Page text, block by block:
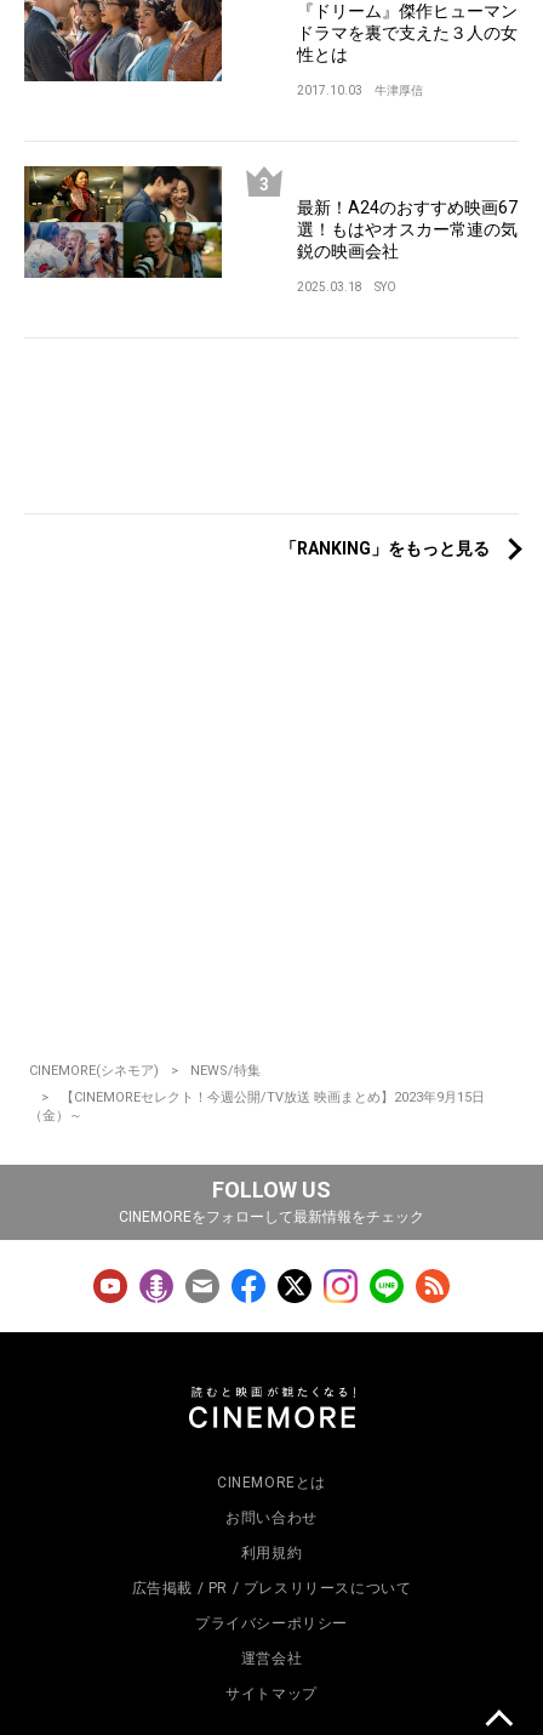
『ドリーム』傑作ヒューマン
ドラマを裏で支えた３人の女
性とは
2017.10.03 牛津厚信
最新！A24のおすすめ映画67
選！もはやオスカー常連の気
鋭の映画会社
2025.03.18 SYO
「RANKING」をもっと見る
CINEMORE(シネモア)
NEWS/特集
【CINEMOREセレクト！今週公開/TV放送 映画まとめ】2023年9月15日
（金）～
FOLLOW US
CINEMOREをフォローして最新情報をチェック
CINEMOREとは
お問い合わせ
利用規約
広告掲載 / PR / プレスリリースについて
プライバシーポリシー
運営会社
サイトマップ